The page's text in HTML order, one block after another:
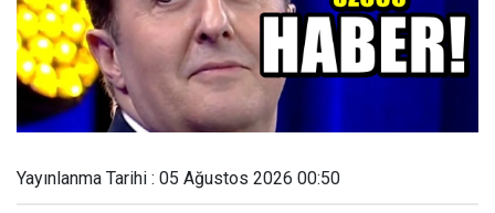
Yayınlanma Tarihi : 05 Ağustos 2026 00:50